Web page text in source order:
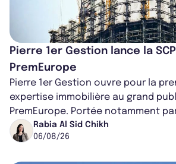
Pierre 1er Gestion lance la
PremEurope
Pierre 1er Gestion ouvre pour la
expertise immobilière au grand
PremEurope. Portée notamment
ancien directeur des
Rabia Al Sid Chikh
06/08/26